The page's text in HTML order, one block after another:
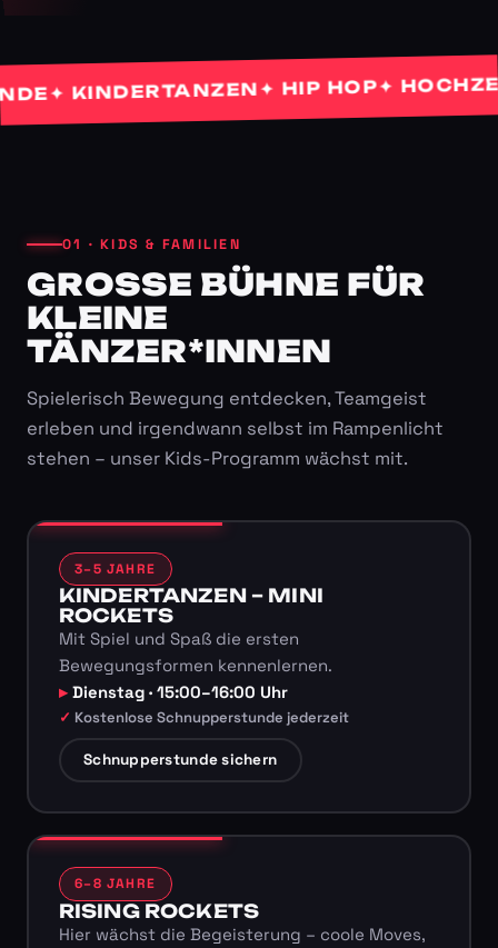
KINDERTANZEN✦ HIP HOP ✦
01 · KIDS & FAMILIEN
GROSSE BÜHNE FÜR K
LEINE T
ÄNZER*INNEN
Spielerisch Bewegung entdecken, Teamgeist
erleben und irgendwann selbst im Rampenlicht
stehen – unser Kids-Programm wächst mit.
3–5 JAHRE
KINDERTANZEN – MINI
ROCKETS
Mit Spiel und Spaß die ersten
Bewegungsformen kennenlernen.
Dienstag · 15:00–16:00 Uhr
Kostenlose Schnupperstunde jederzeit
Schnupperstunde sichern
6–8 JAHRE
RISING ROCKETS
Hier wächst die Begeisterung – coole Moves,